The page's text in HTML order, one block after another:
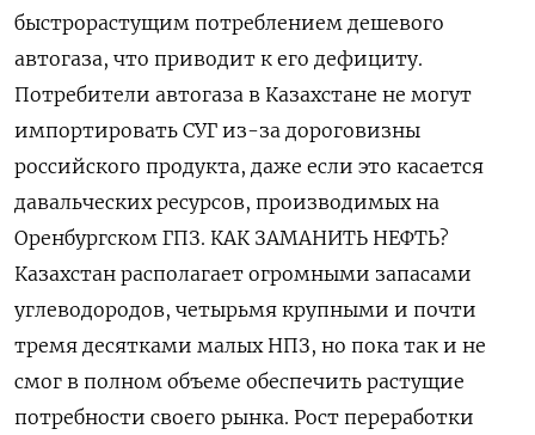
быстрорастущим потреблением дешевого
автогаза, что приводит к его дефициту.
Потребители автогаза в Казахстане не могут
импортировать СУГ из-за дороговизны
российского продукта, даже если это касается
давальческих ресурсов, производимых на
Оренбургском ГПЗ. КАК ЗАМАНИТЬ НЕФТЬ?
Казахстан располагает огромными запасами
углеводородов, четырьмя крупными и почти
тремя десятками малых НПЗ, но пока так и не
смог в полном объеме обеспечить растущие
потребности своего рынка. Рост переработки